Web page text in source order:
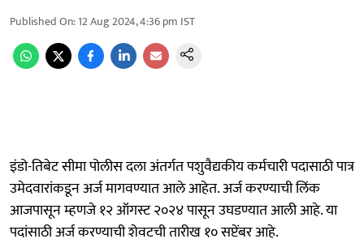
Published On:12 Aug 2024, 4:36 pm IST
इंडो-तिबेट सीमा पोलीस दला अंतर्गत पशुवैद्यकीय कर्मचारी पदासाठी पात्र
उमेदवारांकडून अर्ज मागवण्यात आले आहेत. अर्ज करण्याची लिंक
आजपासून म्हणजे १२ ऑगस्ट २०२४ पासून उघडण्यात आली आहे. या
पदांसाठी अर्ज करण्याची शेवटची तारीख १० सप्टेंबर आहे.